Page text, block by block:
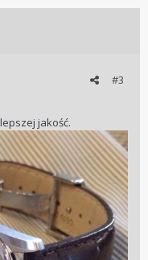
#3
jakość.